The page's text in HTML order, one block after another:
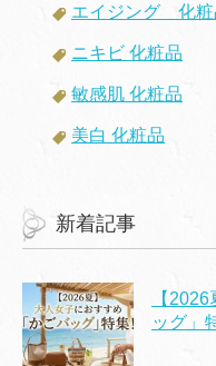
エイジング 化粧
ニキビ 化粧品
敏感肌 化粧品
美白 化粧品
新着記事
【
ッグ」